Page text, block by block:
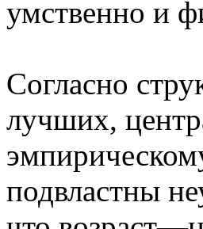
умственно и
Согласно
лучших,
подвластны